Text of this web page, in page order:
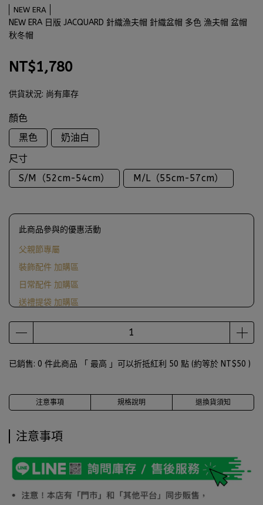
NEW ERA
NEW ERA 日版 JACQUARD 針織漁夫帽 針織盆帽 多色 漁夫帽 盆帽
秋冬帽
NT$1,780
供貨狀況: 尚有庫存
顏色
黑色
奶油白
尺寸
S/M（52cm-54cm）
M/L（55cm-57cm）
此商品參與的優惠活動
父親節專屬
裝飾配件 加購區
日常配件 加購區
送禮提袋 加購區
滿1000送ScrewCap燙金紙袋
已銷售: 0 件此商品 「 最高 」可以折抵紅利 50 點 (約等於 NT$50 )
注意事項 規格說明 退換貨須知
注意事項